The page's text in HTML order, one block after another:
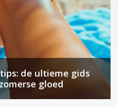
de ultieme gids
gloed